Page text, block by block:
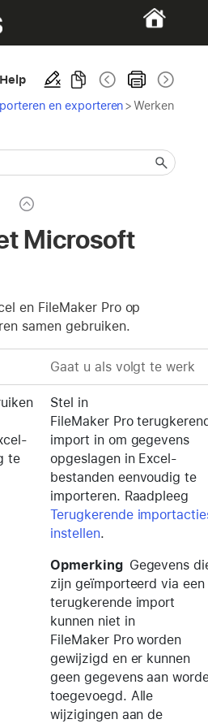
en exporteren> Werken
Microsoft
en FileMaker Pro op
samen gebruiken.
Gaat u als volgt te werk
te
Stel in
FileMaker Pro
import in om gegevens
opgeslagen in Excel-
bestanden eenvoudig te
importeren. Raadpleeg
Terugkerende
instellen.
Opmerking Gegevens
zijn geïmporteerd via een
terugkerende import
kunnen niet in
FileMaker Pro worden
gewijzigd en er kunnen
geen gegevens aan
toegevoegd. Alle
wijzigingen aan de